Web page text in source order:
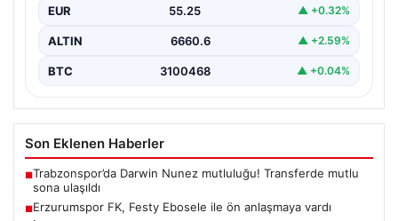
EUR 55.25 ▲ +0.32%
ALTIN 6660.6 ▲ +2.59%
BTC 3100468 ▲ +0.04%
Son Eklenen Haberler
■Trabzonspor’da Darwin Nunez mutluluğu! Transferde mutlu
sona ulaşıldı
■Erzurumspor FK, Festy Ebosele ile ön anlaşmaya vardı